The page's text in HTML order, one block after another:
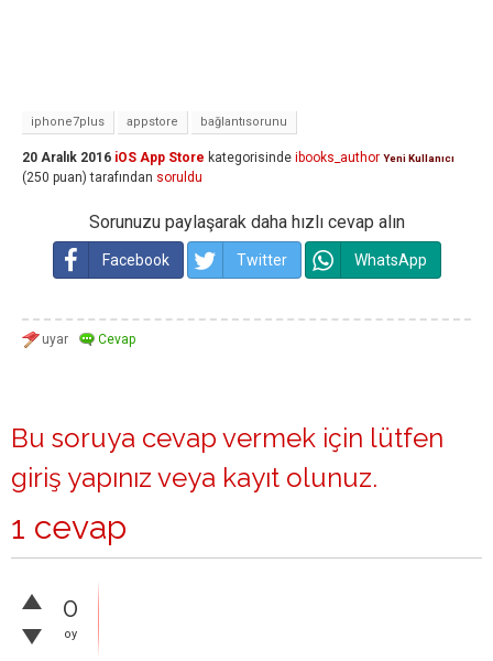
iphone7plus appstore bağlantısorunu
20 Aralık 2016 iOS App Store kategorisinde ibooks_author Yeni Kullanıcı
(250 puan) tarafından soruldu
Sorunuzu paylaşarak daha hızlı cevap alın
Facebook Twitter WhatsApp
Bu soruya cevap vermek için lütfen
giriş yapınız veya kayıt olunuz.
1 cevap
0
oy